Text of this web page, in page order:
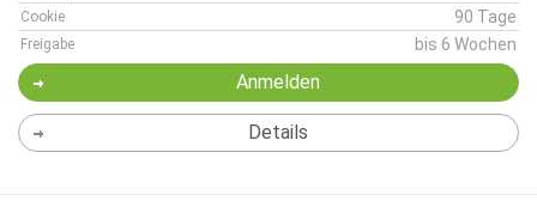
Cookie 90 Tage
Freigabe bis 6 Wochen
Anmelden
Details